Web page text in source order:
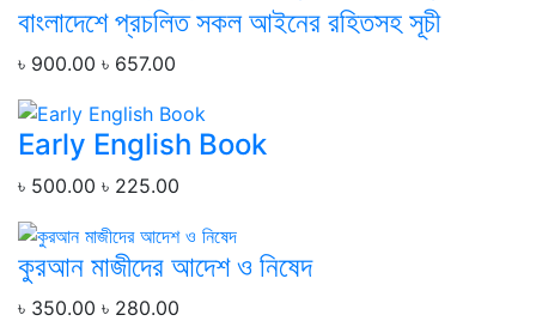
বাংলাদেশে প্রচলিত সকল আইনের রহিতসহ সূচী
৳ 900.00 ৳ 657.00
Early English Book
৳ 500.00 ৳ 225.00
কুরআন মাজীদের আদেশ ও নিষেদ
৳ 350.00 ৳ 280.00